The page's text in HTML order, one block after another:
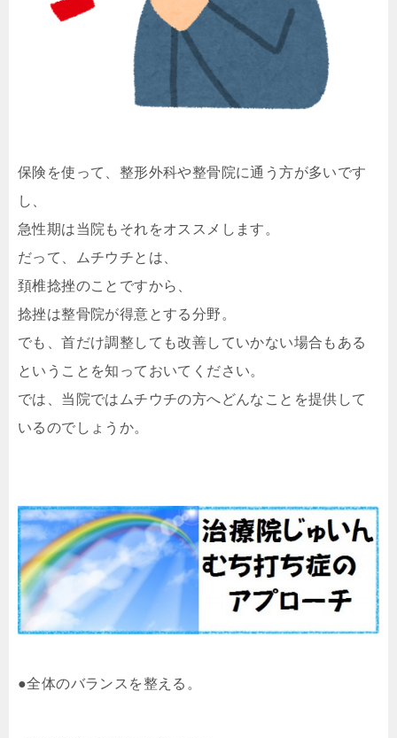
保険を使って、整形外科や整骨院に通う方が多いです
し、
急性期は当院もそれをオススメします。
だって、ムチウチとは、
頚椎捻挫のことですから、
捻挫は整骨院が得意とする分野。
でも、首だけ調整しても改善していかない場合もある
ということを知っておいてください。
では、当院ではムチウチの方へどんなことを提供して
いるのでしょうか。
●全体のバランスを整える。